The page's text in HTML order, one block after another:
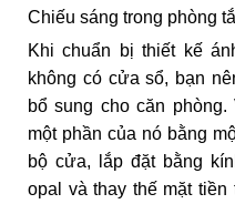
Chiếu sáng trong phòng
Khi chuẩn bị thiết kế
không có cửa sổ, bạn
bổ sung cho căn
một phần của nó bằng
bộ cửa, lắp đặt bằng
opal và thay thế mặt